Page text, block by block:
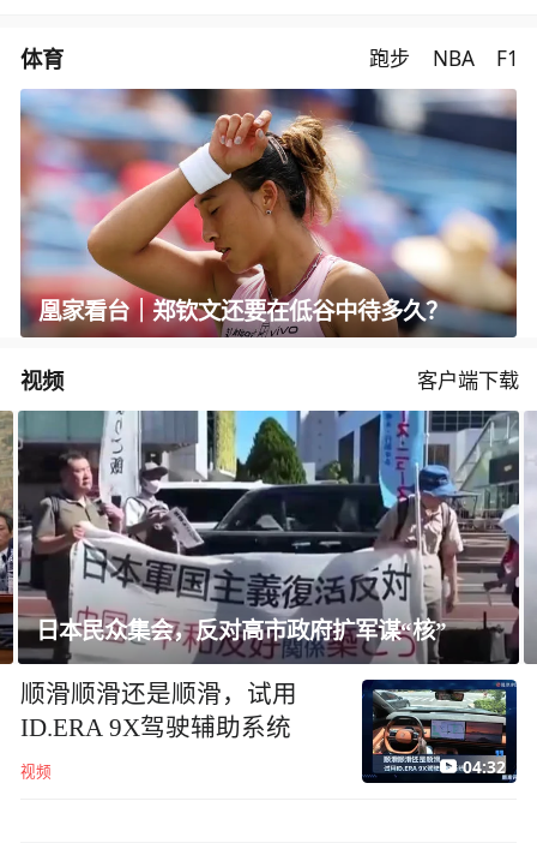
体育 跑步 NBA F1
凰家看台｜郑钦文还要在低谷中待多久？
视频 客户端下载
美媒：五角大楼敦促国防企业加快武器生产
顺滑顺滑还是顺滑，试用
ID.ERA 9X驾驶辅助系统
视频 04:32